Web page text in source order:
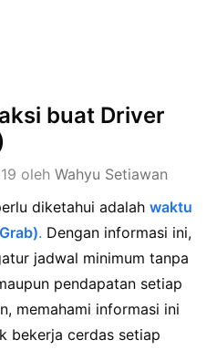
buat Driver
oleh Wahyu Setiawan
diketahui adalah waktu
. Dengan informasi ini,
jadwal minimum tanpa
pendapatan setiap
memahami informasi ini
bekerja cerdas setiap